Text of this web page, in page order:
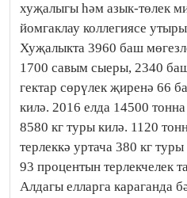
хуҗалыгы һәм азык-төлек
йомгаклау коллегиясе
Хуҗалыкта 3960 баш
1700 савым сыеры, 2340
гектар сөрүлек җиренә 66
килә. 2016 елда 14500
8580 кг туры килә. 1120
терлеккә уртача 380 кг
93 процентын терлекчелек
Алдагы елларга караганда